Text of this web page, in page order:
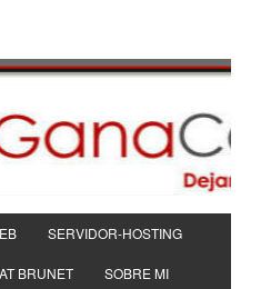
SERVIDOR-HOSTING
BRUNET SOBRE MI